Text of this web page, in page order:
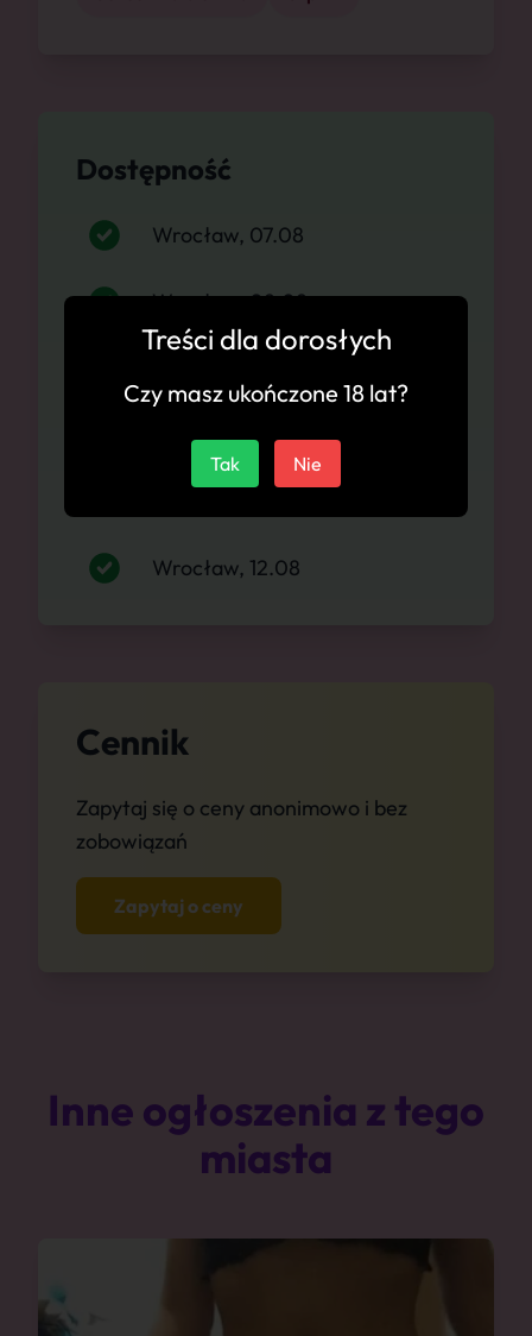
Dostępność
Wrocław, 07.08
Wrocław, 08.08
Wrocław, 10.08
Wrocław, 12.08
Cennik
Zapytaj się o ceny anonimowo i bez
zobowiązań
Zapytaj o ceny
Inne ogłoszenia z tego
miasta
Treści dla dorosłych
Czy masz ukończone 18 lat?
Tak Nie